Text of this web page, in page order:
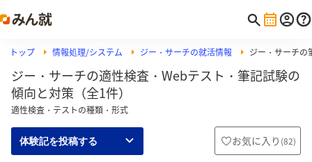
トップ 情報処理/システム ジー・サーチの就活情報 ジー・サーチ
ジー・サーチの適性検査・Webテスト・筆記試験の
傾向と対策（全1件）
適性検査・テストの種類・形式
体験記を投稿する お気に入り (82)